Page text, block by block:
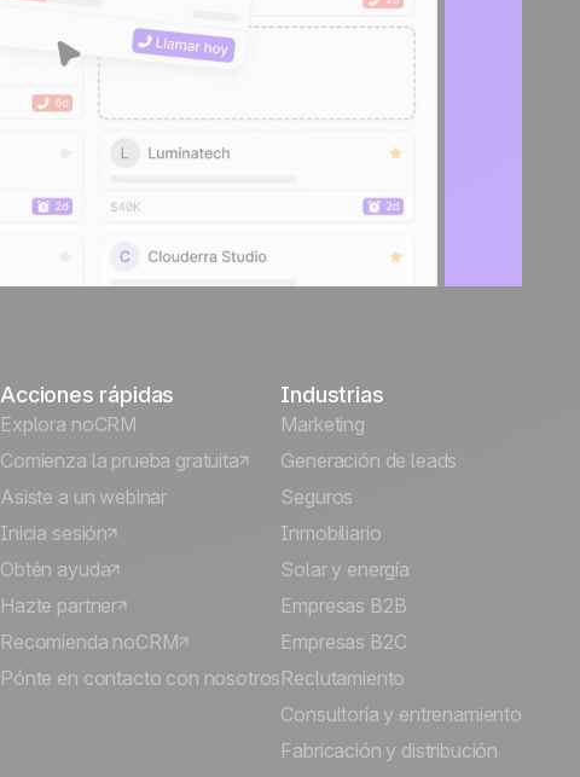
Acciones rápidas
Explora noCRM
Comienza la prueba gratuita
Asiste a un webinar
Inicia sesión
Obtén ayuda
Hazte partner
Recomienda noCRM
Pónte en contacto con nosotros
Industrias
Marketing
Generación de leads
Seguros
Inmobiliario
Solar y energía
Empresas B2B
Empresas B2C
Reclutamiento
Consultoría y entrenamiento
Fabricación y distribución